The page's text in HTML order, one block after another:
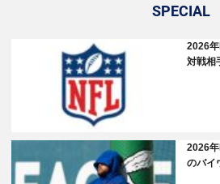
SPECIAL
2026
対戦相
2026
のバイ